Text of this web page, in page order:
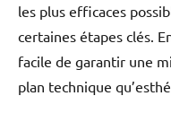
les plus efficaces
certaines étapes clés.
facile de garantir une
plan technique